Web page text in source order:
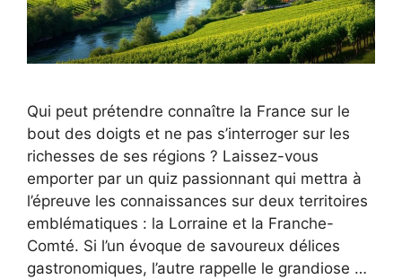
Qui peut prétendre connaître la France sur le
bout des doigts et ne pas s’interroger sur les
richesses de ses régions ? Laissez-vous
emporter par un quiz passionnant qui mettra à
l’épreuve les connaissances sur deux territoires
emblématiques : la Lorraine et la Franche-
Comté. Si l’un évoque de savoureux délices
gastronomiques, l’autre rappelle le grandiose …